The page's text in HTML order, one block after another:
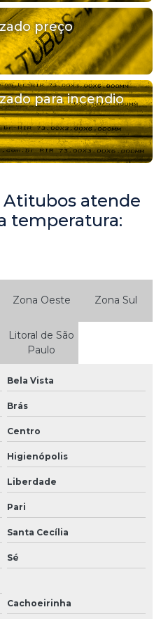
preço
para incendio
Atitubos atende
temperatura:
Zona Oeste Zona Sul
Litoral de São
Paulo
Bela Vista
Brás
Centro
Higienópolis
Liberdade
Pari
Santa Cecília
Sé
Cachoeirinha